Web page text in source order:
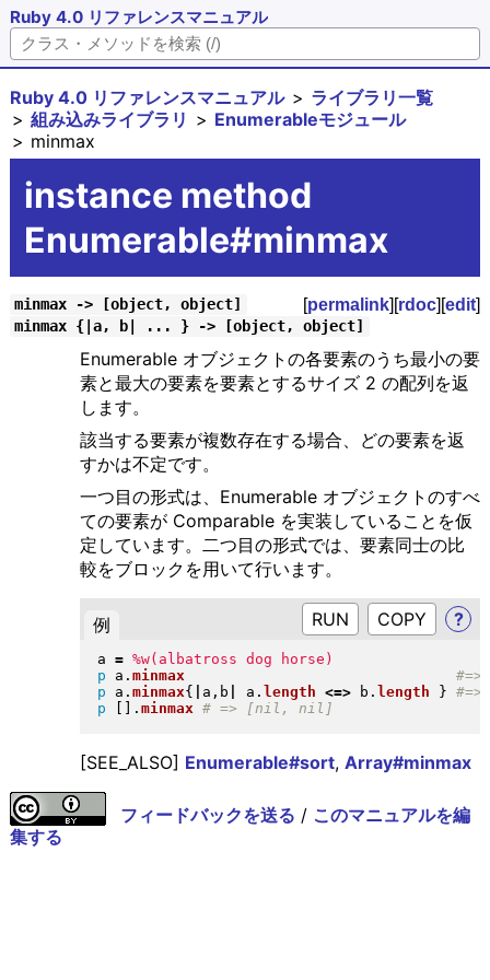
Ruby 4.0 リファレンスマニュアル
Ruby 4.0 リファレンスマニュアル
ライブラリ一覧
組み込みライブラリ
Enumerableモジュール
minmax
instance method
Enumerable#minmax
minmax -> [object, object] [permalink][rdoc][edit]
minmax {|a, b| ... } -> [object, object]
Enumerable オブジェクトの各要素のうち最小の要
素と最大の要素を要素とするサイズ 2 の配列を返
します。
該当する要素が複数存在する場合、どの要素を返
すかは不定です。
一つ目の形式は、Enumerable オブジェクトのすべ
ての要素が Comparable を実装していることを仮
定しています。二つ目の形式では、要素同士の比
較をブロックを用いて行います。
例 RUN ?
a = %w(albatross dog horse)
p a . minmax
p a . minmax{ a,b a . length <=> b . length
}
p
. minmax
[SEE_ALSO] Enumerable#sort, Array#minmax
フィードバックを送る / このマニュアルを編
集する